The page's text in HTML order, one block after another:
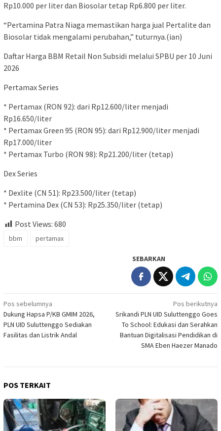
Rp10.000 per liter dan Biosolar tetap Rp6.800 per liter.
“Pertamina Patra Niaga memastikan harga jual Pertalite dan
Biosolar tidak mengalami perubahan,” tuturnya.(ian)
Daftar Harga BBM Retail Non Subsidi melalui SPBU per 10 Juni
2026
Pertamax Series
* Pertamax (RON 92): dari Rp12.600/liter menjadi
Rp16.650/liter
* Pertamax Green 95 (RON 95): dari Rp12.900/liter menjadi
Rp17.000/liter
* Pertamax Turbo (RON 98): Rp21.200/liter (tetap)
Dex Series
* Dexlite (CN 51): Rp23.500/liter (tetap)
* Pertamina Dex (CN 53): Rp25.350/liter (tetap)
Post Views: 680
bbm pertamax
SEBARKAN
Navigasi
pos
Pos sebelumnya
Dukung Hapsa P/KB GMIM 2026,
PLN UID Suluttenggo Sediakan
Fasilitas dan Listrik Andal
Pos berikutnya
Srikandi PLN UID Suluttenggo Goes
To School: Edukasi dan Serahkan
Bantuan Digitalisasi Pendidikan di
SMA Eben Haezer Manado
POS TERKAIT